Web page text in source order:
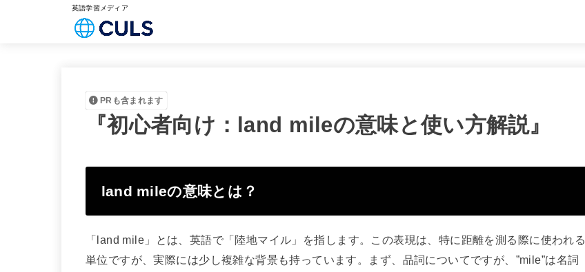
英語学習メディア
PRも含まれます
『初心者向け：land mileの意味と使い方解説』
land mileの意味とは？
「land mile」とは、英語で「陸地マイル」を指します。この表現は、特に距離を測る際に使われる
単位ですが、実際には少し複雑な背景も持っています。まず、品詞についてですが、”mile”は名詞